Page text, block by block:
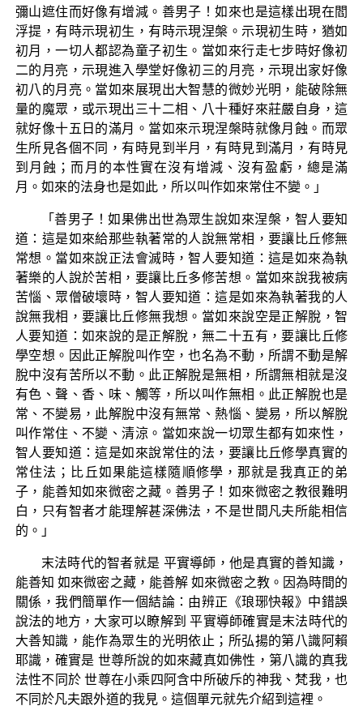
彌山遮住而好像有增減。善男子！如來也是這樣出現在閻
浮提，有時示現初生，有時示現涅槃。示現初生時，猶如
初月，一切人都認為童子初生。當如來行走七步時好像初
二的月亮，示現進入學堂好像初三的月亮，示現出家好像
初八的月亮。當如來展現出大智慧的微妙光明，能破除無
量的魔眾，或示現出三十二相、八十種好來莊嚴自身，這
就好像十五日的滿月。當如來示現涅槃時就像月蝕。而眾
生所見各個不同，有時見到半月，有時見到滿月，有時見
到月蝕；而月的本性實在沒有增減、沒有盈虧，總是滿
月。如來的法身也是如此，所以叫作如來常住不變。」
「善男子！如果佛出世為眾生說如來涅槃，智人要知
道：這是如來給那些執著常的人說無常相，要讓比丘修無
常想。當如來說正法會滅時，智人要知道：這是如來為執
著樂的人說於苦相，要讓比丘多修苦想。當如來說我被病
苦惱、眾僧破壞時，智人要知道：這是如來為執著我的人
說無我相，要讓比丘修無我想。當如來說空是正解脫，智
人要知道：如來說的是正解脫，無二十五有，要讓比丘修
學空想。因此正解脫叫作空，也名為不動，所謂不動是解
脫中沒有苦所以不動。此正解脫是無相，所謂無相就是沒
有色、聲、香、味、觸等，所以叫作無相。此正解脫也是
常、不變易，此解脫中沒有無常、熱惱、變易，所以解脫
叫作常住、不變、清涼。當如來說一切眾生都有如來性，
智人要知道：這是如來說常住的法，要讓比丘修學真實的
常住法；比丘如果能這樣隨順修學，那就是我真正的弟
子，能善知如來微密之藏。善男子！如來微密之教很難明
白，只有智者才能理解甚深佛法，不是世間凡夫所能相信
的。」
末法時代的智者就是 平實導師，他是真實的善知識，
能善知 如來微密之藏，能善解 如來微密之教。因為時間的
關係，我們簡單作一個結論：由辨正《琅琊快報》中錯誤
說法的地方，大家可以瞭解到 平實導師確實是末法時代的
大善知識，能作為眾生的光明依止；所弘揚的第八識阿賴
耶識，確實是 世尊所說的如來藏真如佛性，第八識的真我
法性不同於 世尊在小乘四阿含中所破斥的神我、梵我，也
不同於凡夫跟外道的我見。這個單元就先介紹到這裡。